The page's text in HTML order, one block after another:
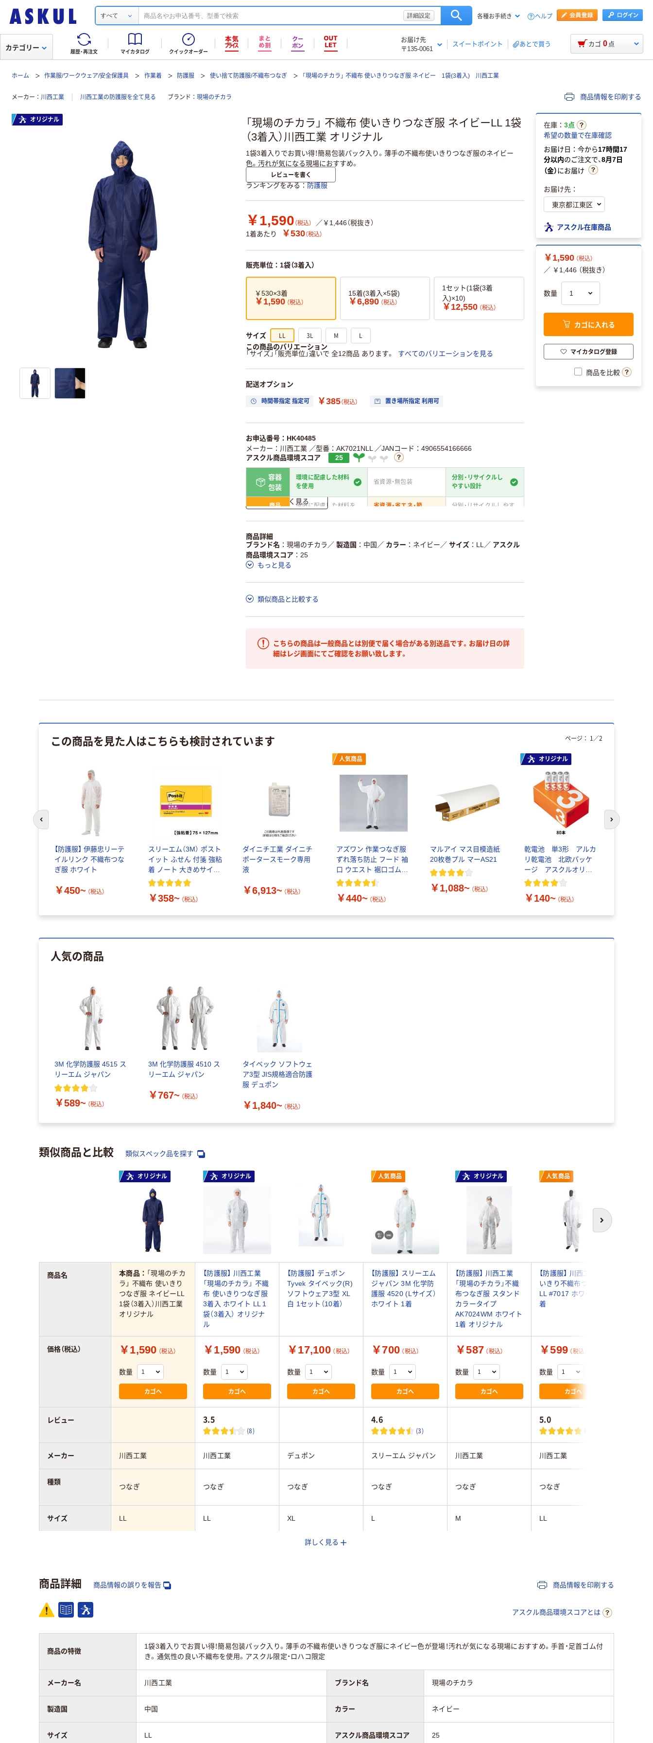
すべて 詳細設定 各種お手続き ヘルプ
履歴・再注文 マイカタログ クイックオーダー
お届け先
〒135-0061
スイートポイント あとで買う
カテゴリー カゴ 0 点
ホーム 作業服/ワークウェア/安全保護具 作業着 防護服 使い捨て防護服/不織布つなぎ 「現場のチカラ」 不織布 使いきりつなぎ服 ネイビー 1袋(3着入) 川西工業
メーカー 川西工業 川西工業の防護服を全て見る ブランド 現場のチカラ 商品情報を印刷する
「現場のチカラ」 不織布 使いきりつなぎ服 ネイビーLL 1袋
（3着入）川西工業 オリジナル
1袋3着入りでお買い得！簡易包装パック入り。薄手の不織布使いきりつなぎ服のネイビー
色。汚れが気になる現場におすすめ。
レビューを書く
ランキングをみる 防護服
￥1,590 （税込）
／￥1,446（税抜き）
1着あたり
￥530（税込）
販売単位：1袋（3着入）
￥530×3着
￥1,590 （税込）
15着(3着入×5袋)
￥6,890 （税込）
1セット(1袋(3着
入)×10)
￥12,550 （税込）
サイズ LL 3L M L
この商品のバリエーション
「サイズ」「販売単位」違いで 全12商品 あります。
すべてのバリエーションを見る
配送オプション
時間帯指定 指定可 ￥385（税込） 置き場所指定 利用可
お申込番号：HK40485
メーカー：川西工業 ／型番：AK7021NLL
／JANコード：4906554166666
アスクル商品環境スコア
25
容器
包装
環境に配慮した材料
を使用
省資源・無包装
分別・リサイクルし
やすい設計
商品
環境に配慮した材料を
省資源・省エネ・節
分別・リサイクルしやす
仕組
ある
いる
この商品の環境配慮ポイントです。詳しくはページ下部の商品詳細「
ア詳細／加点項目
詳しく見る
商品詳細
ブランド名
現場のチカラ ／ 製造国 中国 ／ カラー ネイビー ／ サイズ LL ／ アスクル
商品環境スコア
25
もっと見る
類似商品と比較する
こちらの商品は一般商品とは別便で届く場合がある別送品です。お届け日の詳
細はレジ画面にてご確認をお願い致します。
オリジナル
在庫： 3点
希望の数量で在庫確認
お届け日：今から17時間17
分以内のご注文で、8月7日
（金）にお届け
お届け先：
アスクル在庫商品
￥1,590 （税込）
／ ￥1,446 （税抜き）
数量
カゴに入れる
マイカタログ登録
商品を比較
この商品を見た人はこちらも検討されています
【防護服】 伊藤忠リーテ
イルリンク 不織布つな
ぎ服 ホワイト
￥450~ （税込）
スリーエム（3M） ポスト
イット ふせん 付箋 強粘
着 ノート 大きめサイズ
ネオンカラー
￥358~ （税込）
ダイニチ工業 ダイニチ
ポータースモーク専用
液
￥6,913~ （税込）
人気商品
アズワン 作業つなぎ服
ずれ落ち防止 フード 袖
口 ウエスト 裾口ゴム入
り ファスナーカバー付
￥440~ （税込）
マルアイ マス目模造紙
20枚巻プル マーAS21
￥1,088~ （税込）
オリジナル
乾電池 単3形 アルカ
リ乾電池 北欧パッケ
ージ アスクルオリジ
ナル
￥140~ （税込）
ページ： 1 ／2
次のスライド
人気の商品
3M 化学防護服 4515 ス
リーエム ジャパン
￥589~ （税込）
3M 化学防護服 4510 ス
リーエム ジャパン
￥767~ （税込）
タイベック ソフトウェ
ア3型 JIS規格適合防護
服 デュポン
￥1,840~ （税込）
類似商品と比較 類似スペック品を探す
次へ
オリジナル オリジナル 人気商品 オリジナル 人気商品
本商品： 「現場のチカ
ラ」 不織布 使いきり
つなぎ服 ネイビーLL
1袋（3着入）川西工業
オリジナル
【防護服】 川西工業
「現場のチカラ」 不織
布 使いきりつなぎ服
3着入 ホワイト LL 1
袋（3着入） オリジナ
ル
【防護服】 デュポン
Tyvek タイベック(R)
ソフトウェア3型 XL
白 1セット（10着）
【防護服】 スリーエム
ジャパン 3M 化学防
護服 4520 (Lサイズ）
ホワイト 1着
【防護服】 川西工業
「現場のチカラ」不織
布つなぎ服 スタンド
カラータイプ
AK7024WM ホワイト
1着 オリジナル
【防護服】 川西工業 使
いきり不織布つなぎ
LL #7017 ホワイト 1
着
￥1,590 （税込）
数量
カゴへ
￥1,590 （税込）
数量
カゴへ
￥17,100 （税込）
数量
カゴへ
￥700 （税込）
数量
カゴへ
￥587 （税込）
数量
カゴへ
￥599 （税込）
数量
カゴへ
3.5
(8)
4.6
(3)
5.0
(4)
川西工業 川西工業 デュポン スリーエム ジャパン 川西工業 川西工業
つなぎ つなぎ つなぎ つなぎ つなぎ つなぎ
LL LL XL L M LL
ホワイト系
商品名
価格（税込）
レビュー
メーカー
種類
サイズ
スコア
詳しく見る
商品詳細 商品情報の誤りを報告 商品情報を印刷する
アスクル商品環境スコアとは
商品の特徴
1袋3着入りでお買い得！簡易包装パック入り。薄手の不織布使いきりつなぎ服にネイビー色が登場！汚れが気になる現場におすすめ。手首・足首ゴム付
き。通気性の良い不織布を使用。アスクル限定・ロハコ限定
メーカー名 川西工業 ブランド名 現場のチカラ
製造国 中国 カラー ネイビー
サイズ LL アスクル商品環境スコア 25